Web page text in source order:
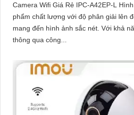
Camera Wifi Giá Rẻ IPC-A42EP-L
phẩm chất lượng với độ phân giải lên
mang đến hình ảnh sắc nét. Với khả năng xem ban đêm
thông qua công...